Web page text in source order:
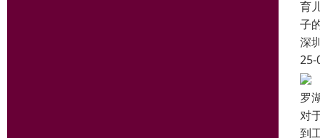
育
子
深
25-
罗
对
到